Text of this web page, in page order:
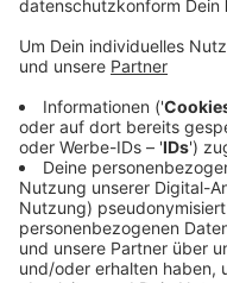
höhere Bußgelder bei
km/h gibt es
Bußgeld von 115 Euro
Auch die Stellung der
Bußgeldkatalog